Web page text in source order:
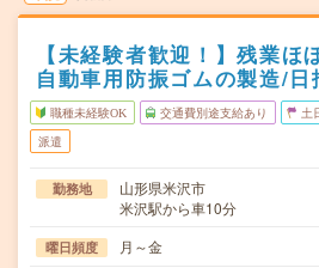
【未経験者歓迎！】残業ほ
自動車用防振ゴムの製造/日
職種未経験OK 交通費別途支給あり 土
派遣
勤務地
山形県米沢市
米沢駅から車10分
曜日頻度 月～金